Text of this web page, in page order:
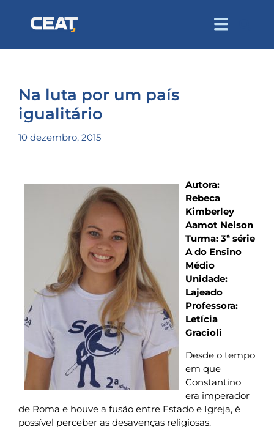
Na luta por um país
igualitário
10 dezembro, 2015
Autora:
Rebeca
Kimberley
Aamot Nelson
Turma: 3ª série
A do Ensino
Médio
Unidade:
Lajeado
Professora:
Letícia
Gracioli
Desde o tempo
em que
Constantino
era imperador
de Roma e houve a fusão entre Estado e Igreja, é
possível perceber as desavenças religiosas.